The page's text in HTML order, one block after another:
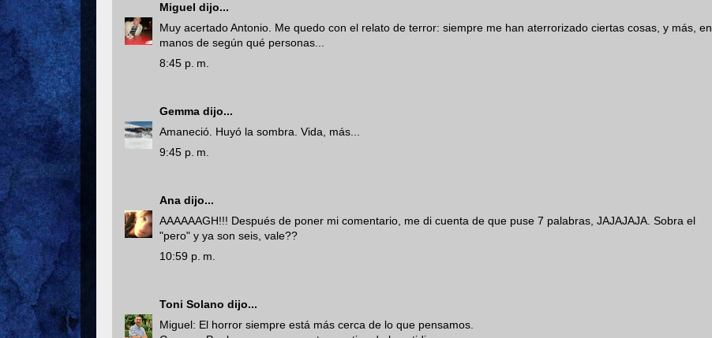
Miguel dijo...
Muy acertado Antonio. Me quedo con el relato de terror: siempre me han aterrorizado ciertas cosas, y más, en
manos de según qué personas...
8:45 p. m.
Gemma dijo...
Amaneció. Huyó la sombra. Vida, más...
9:45 p. m.
Ana dijo...
AAAAAAGH!!! Después de poner mi comentario, me di cuenta de que puse 7 palabras, JAJAJAJA. Sobra el
"pero" y ya son seis, vale??
10:59 p. m.
Toni Solano dijo...
Miguel: El horror siempre está más cerca de lo que pensamos.